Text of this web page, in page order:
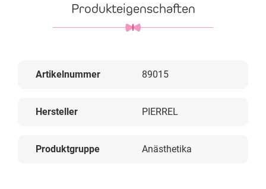
Produkteigenschaften
Artikelnummer 89015
Hersteller PIERREL
Produktgruppe Anästhetika